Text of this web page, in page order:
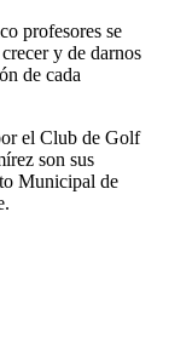
profesores se
y de darnos
de cada
el Club de Golf
son sus
Municipal de